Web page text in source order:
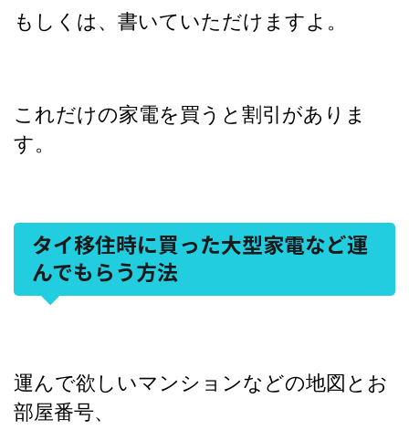
もしくは、書いていただけますよ。
これだけの家電を買うと割引がありま
す。
タイ移住時に買った大型家電など運
んでもらう方法
運んで欲しいマンションなどの地図とお
部屋番号、